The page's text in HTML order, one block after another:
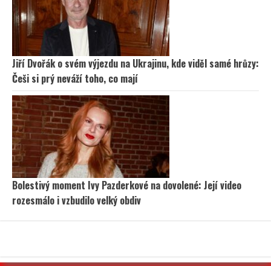
Jiří Dvořák o svém výjezdu na Ukrajinu, kde viděl samé hrůzy:
Češi si prý neváží toho, co mají
Bolestivý moment Ivy Pazderkové na dovolené: Její video
rozesmálo i vzbudilo velký obdiv